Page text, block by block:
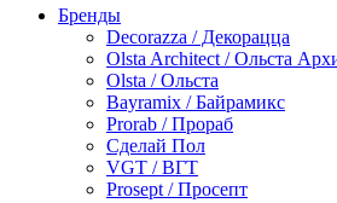
по металлу
антикорозийные
под декоративные
для гипсокартона
под штукатурку
Герметик
акриловые
силиконовые
Бренды
Decorazza / Декорацца
Olsta Architect / Ольста
Olsta / Ольста
Bayramix / Байрамикс
Prorab / Прораб
Сделай Пол
VGT / ВГТ
Prosept / Просепт